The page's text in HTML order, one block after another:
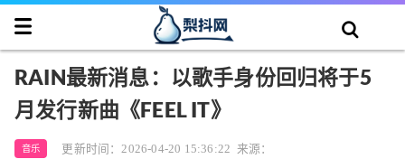
RAIN最新消息：以歌手身份回归将于5
月发行新曲《FEEL IT》
音乐 更新时间：2026-04-20 15:36:22 来源：